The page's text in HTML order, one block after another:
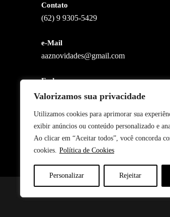
Valorizamos sua privacidade
Utilizamos cookies para aprimorar sua
exibir anúncios ou conteúdo personalizado e
Ao clicar em “Aceitar todos”, você concorda
cookies. Política de Cookies
Personalizar Rejeitar
Contato
(62) 9 9305-5429
e-Mail
aaznovidades@gmail.com
Endereço
Rua S-2, 904
CEP 74823-430
Goiania, GO
Achei Novidades